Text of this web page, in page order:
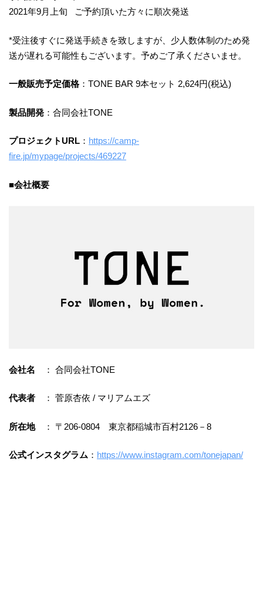
2021年9月上旬 ご予約頂いた方々に順次発送
*受注後すぐに発送手続きを致しますが、少人数体制のため発
送が遅れる可能性もございます。予めご了承くださいませ。
一般販売予定価格：TONE BAR 9本セット 2,624円(税込)
製品開発 ：合同会社TONE
プロジェクトURL ： https://camp-
fire.jp/mypage/projects/‍469227‍
■会社概要
会社名 ： 合同会社TONE
代表者 ： 菅原杏依 / マリアムエズ
所在地 ： 〒206-0804 東京都稲城市百村2126－8
公式インスタグラム ： https://www.instagram.com/tonejapan/